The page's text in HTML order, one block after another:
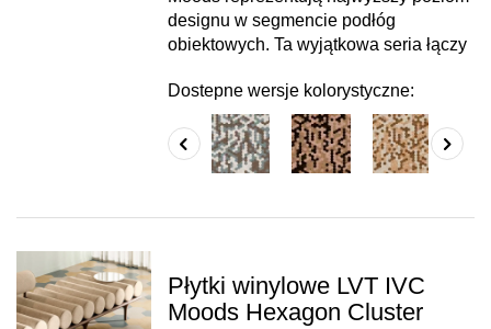
designu w segmencie podłóg
obiektowych. Ta wyjątkowa seria łączy
Dostepne wersje kolorystyczne:
Płytki winylowe LVT IVC
Moods Hexagon Cluster